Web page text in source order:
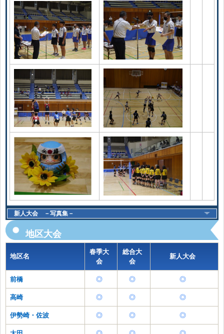
新人大会 －写真集－
地区大会
地区名
春季大
会
総合大
会
新人大会
前橋 ◎ ◎ ◎
高崎 ◎ ◎ ◎
伊勢崎・佐波 ◎ ◎ ◎